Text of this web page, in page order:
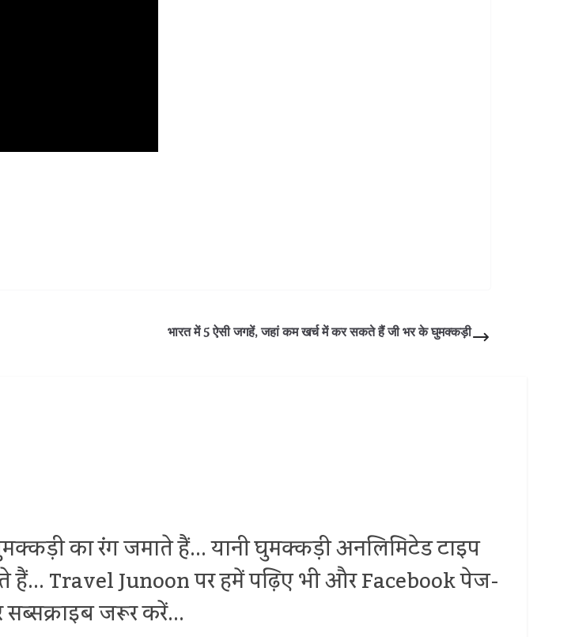
भारत में 5 ऐसी जगहें, जहां कम खर्च में कर सकते हैं जी भर के घुमक्कड़ी
का रंग जमाते हैं... यानी घुमक्कड़ी अनलिमिटेड टाइप
हैं... Travel Junoon पर हमें पढ़िए भी और Facebook पेज-
जरूर करें...